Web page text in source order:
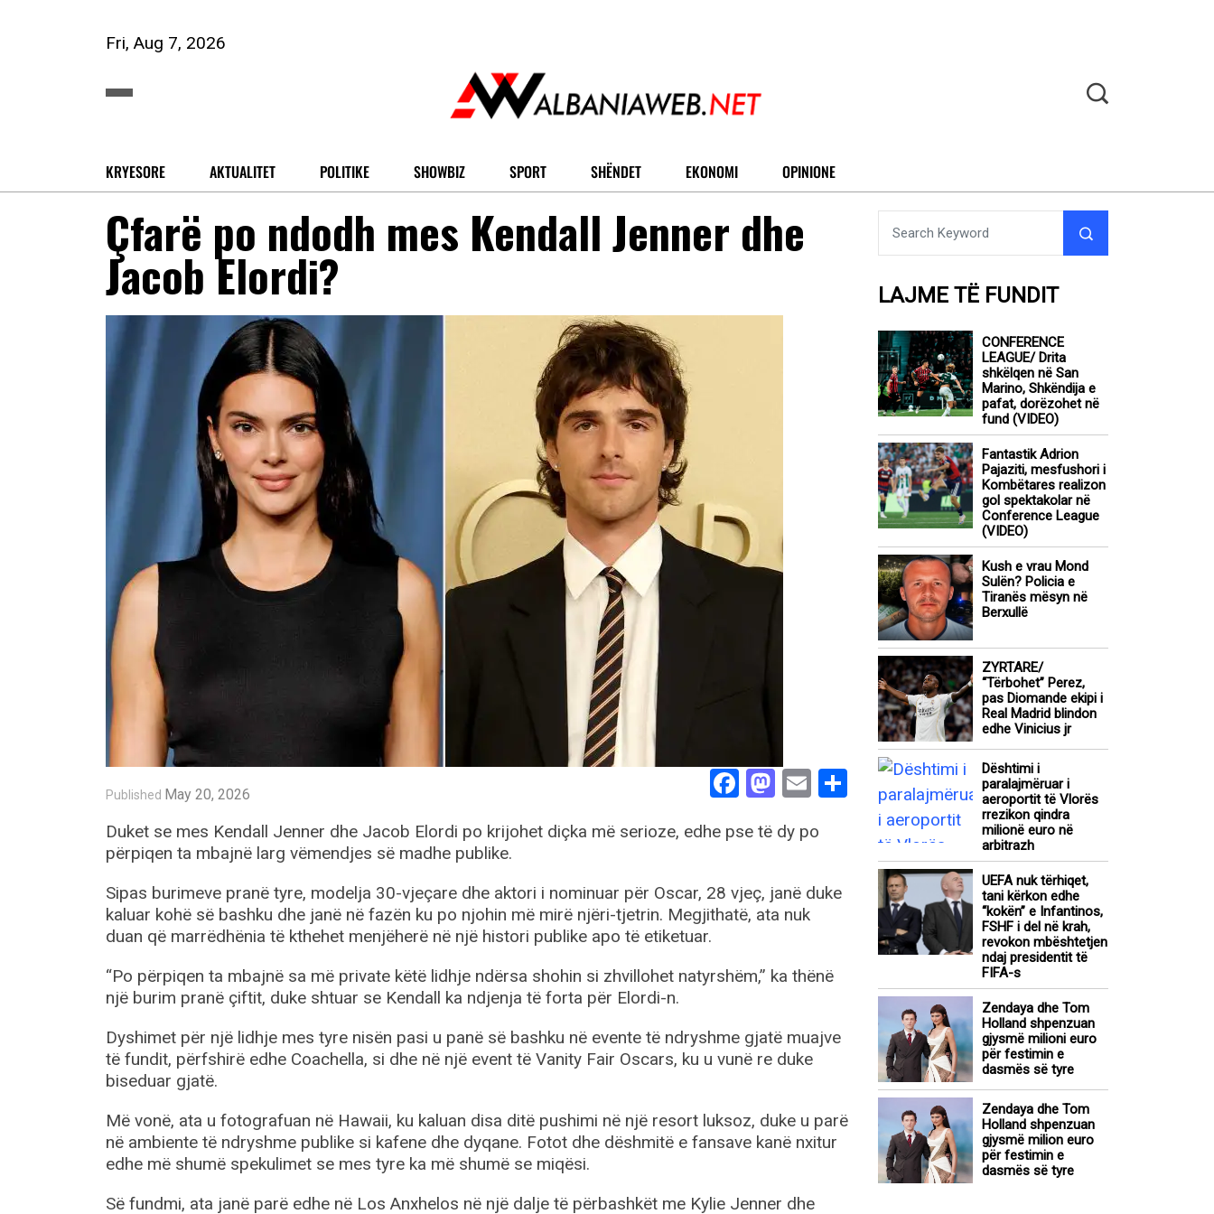
Fri, Aug 7, 2026
KRYESORE AKTUALITET POLITIKE SHOWBIZ SPORT SHËNDET EKONOMI OPINIONE
Çfarë po ndodh mes Kendall Jenner dhe
Jacob Elordi?
Published May 20, 2026 Facebook
Mastodon
EmailShare
Duket se mes Kendall Jenner dhe Jacob Elordi po krijohet diçka më serioze, edhe pse të dy po
përpiqen ta mbajnë larg vëmendjes së madhe publike.
Sipas burimeve pranë tyre, modelja 30-vjeçare dhe aktori i nominuar për Oscar, 28 vjeç, janë duke
kaluar kohë së bashku dhe janë në fazën ku po njohin më mirë njëri-tjetrin. Megjithatë, ata nuk
duan që marrëdhënia të kthehet menjëherë në një histori publike apo të etiketuar.
“Po përpiqen ta mbajnë sa më private këtë lidhje ndërsa shohin si zhvillohet natyrshëm,” ka thënë
një burim pranë çiftit, duke shtuar se Kendall ka ndjenja të forta për Elordi-n.
Dyshimet për një lidhje mes tyre nisën pasi u panë së bashku në evente të ndryshme gjatë muajve
të fundit, përfshirë edhe Coachella, si dhe në një event të Vanity Fair Oscars, ku u vunë re duke
biseduar gjatë.
Më vonë, ata u fotografuan në Hawaii, ku kaluan disa ditë pushimi në një resort luksoz, duke u parë
në ambiente të ndryshme publike si kafene dhe dyqane. Fotot dhe dëshmitë e fansave kanë nxitur
edhe më shumë spekulimet se mes tyre ka më shumë se miqësi.
Së fundmi, ata janë parë edhe në Los Anxhelos në një dalje të përbashkët me Kylie Jenner dhe
LAJME TË FUNDIT
CONFERENCE
LEAGUE/ Drita
shkëlqen në San
Marino, Shkëndija e
pafat, dorëzohet në
fund (VIDEO)
Fantastik Adrion
Pajaziti, mesfushori i
Kombëtares realizon
gol spektakolar në
Conference League
(VIDEO)
Kush e vrau Mond
Sulën? Policia e
Tiranës mësyn në
Berxullë
ZYRTARE/
“Tërbohet” Perez,
pas Diomande ekipi i
Real Madrid blindon
edhe Vinicius jr
Dështimi i
paralajmëruar i
aeroportit të Vlorës
rrezikon qindra
milionë euro në
arbitrazh
UEFA nuk tërhiqet,
tani kërkon edhe
“kokën” e Infantinos,
FSHF i del në krah,
revokon mbështetjen
ndaj presidentit të
FIFA-s
Zendaya dhe Tom
Holland shpenzuan
gjysmë milioni euro
për festimin e
dasmës së tyre
Zendaya dhe Tom
Holland shpenzuan
gjysmë milion euro
për festimin e
dasmës së tyre